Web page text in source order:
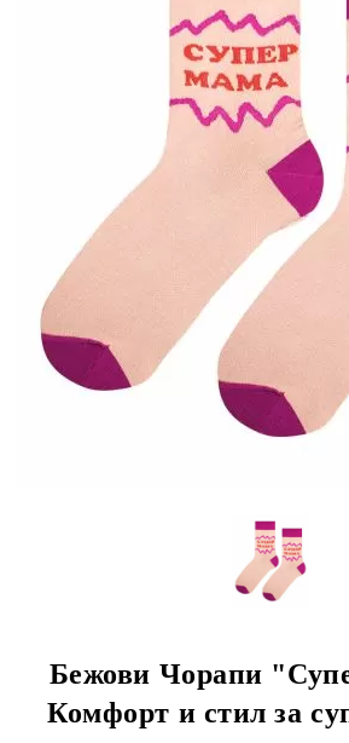
Бежови Чорапи
Комфорт и стил за